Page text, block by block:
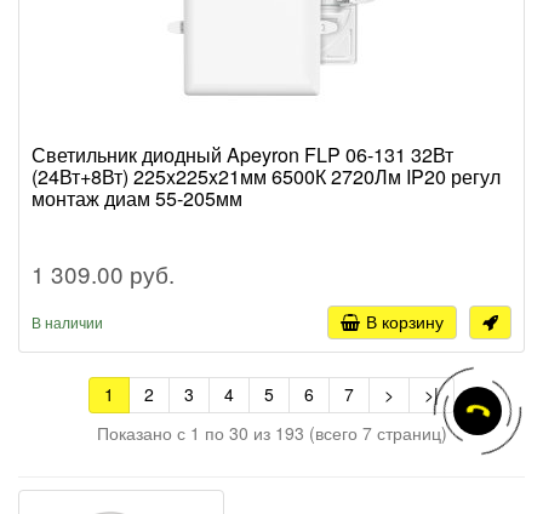
Светильник диодный Apeyron FLP 06-131 32Вт
(24Вт+8Вт) 225x225x21мм 6500К 2720Лм IP20 регул
монтаж диам 55-205мм
1 309.00 руб.
В наличии В корзину
1 2 3 4 5 6 7 >
>|
Показано с 1 по 30 из 193 (всего 7 страниц)